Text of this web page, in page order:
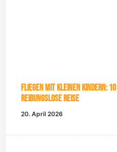
Fliegen mit kleinen Kindern:
reibungslose Reise
20. April 2026